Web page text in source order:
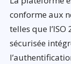
conforme aux
telles que l’ISO
sécurisée